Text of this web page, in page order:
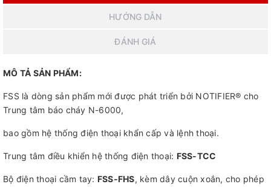
HƯỚNG DẪN
ĐÁNH GIÁ
MÔ TẢ SẢN PHẨM:
FSS là dòng sản phẩm mới được phát triển bởi NOTIFIER® cho
Trung tâm báo cháy N-6000,
bao gồm hệ thống điện thoại khẩn cấp và lệnh thoại.
Trung tâm điều khiển hệ thống điện thoại: FSS-TCC
Bộ điện thoại cầm tay: FSS-FHS, kèm dây cuộn xoắn, cho phép